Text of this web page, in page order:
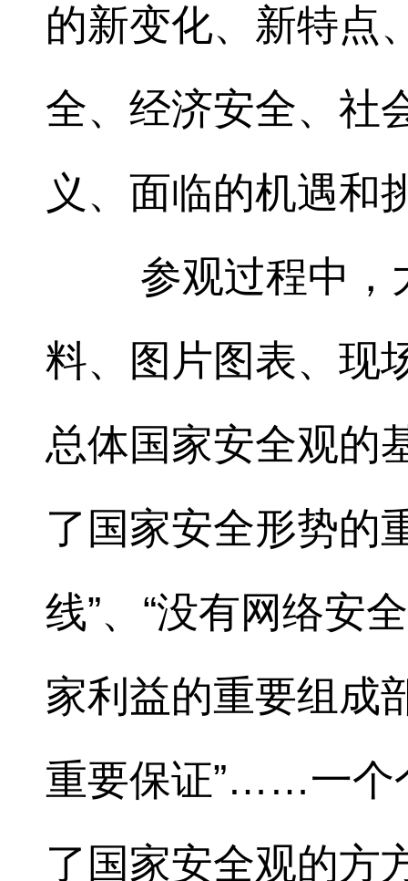
的新变化、新特点
全、经济安全、社
义、面临的机遇和
参观过程中，大
料、图片图表、现
总体国家安全观的
了国家安全形势的
线”、“没有网络安
家利益的重要组成
重要保证”……一个
了国家安全观的方